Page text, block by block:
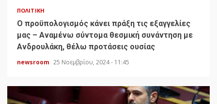
ΠΟΛΙΤΙΚΉ
Ο προϋπολογισμός κάνει πράξη τις εξαγγελίες
μας – Αναμένω σύντομα θεσμική συνάντηση με
Ανδρουλάκη, θέλω προτάσεις ουσίας
newsroom 25 Νοεμβρίου, 2024 - 11:45